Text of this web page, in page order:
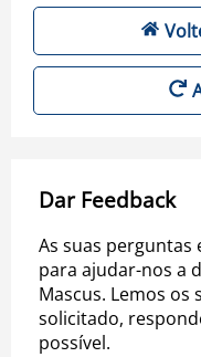
Dar Feedback
As suas
para ajudar-nos a
Mascus. Lemos os
solicitado,
possível.